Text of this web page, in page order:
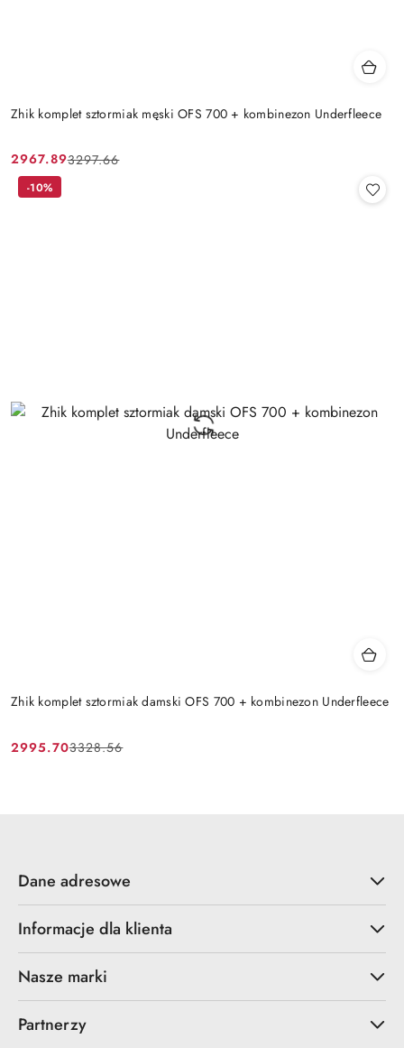
Zhik komplet sztormiak męski OFS 700 + kombinezon Underfleece
Cena
promocyjna:
2967.89
Cena
przed
3297.66
Zhik komplet sztormiak damski OFS 700 + kombinezon Underfleece
Cena
2995.70
Cena
3328.56
-10%
Dane adresowe
Informacje dla klienta
Nasze marki
Partnerzy